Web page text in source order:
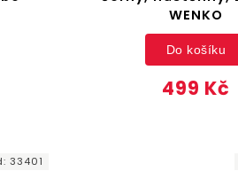
WENKO
499 Kč
Do košíku
33401